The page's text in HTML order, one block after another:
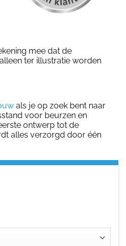
mee dat de
ter illustratie worden
als je op zoek bent naar
voor beurzen en
ontwerp tot de
alles verzorgd door één